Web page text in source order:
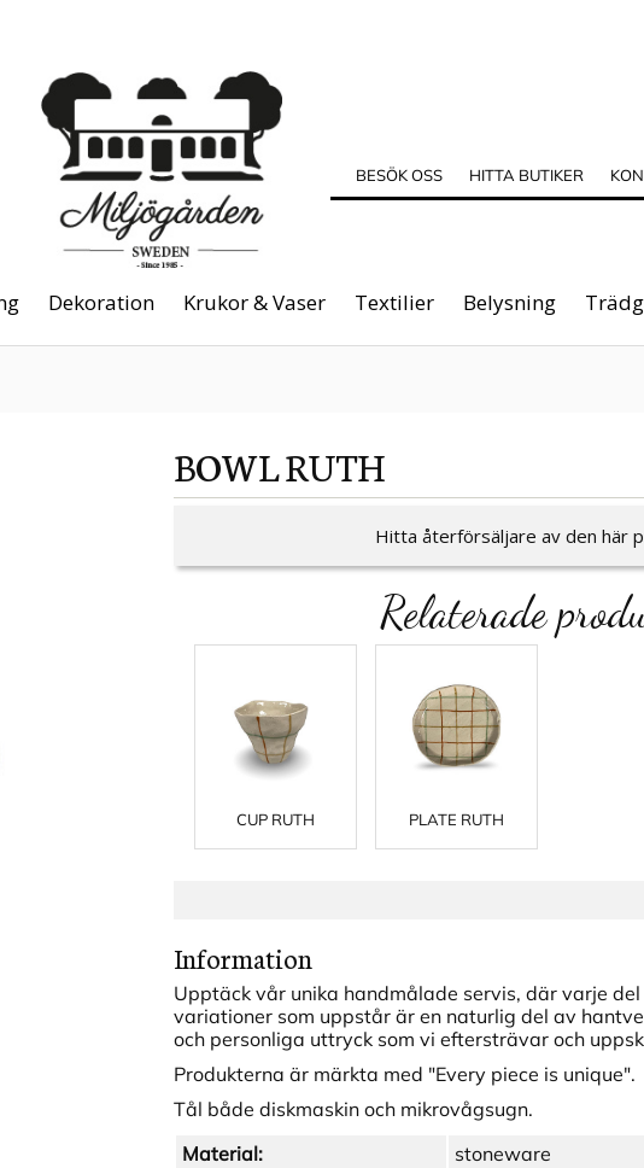
BESÖK OSS HITTA BUTIKER
Dekoration Krukor & Vaser Textilier Belysning
BOWL RUTH
Hitta återförsäljare av den här
Relaterade
CUP RUTH PLATE RUTH
Information
Upptäck vår unika handmålade servis, där varje
variationer som uppstår är en naturlig del av
och personliga uttryck som vi eftersträvar och
Produkterna är märkta med "Every piece is unique".
Tål både diskmaskin och mikrovågsugn.
Material:
stoneware